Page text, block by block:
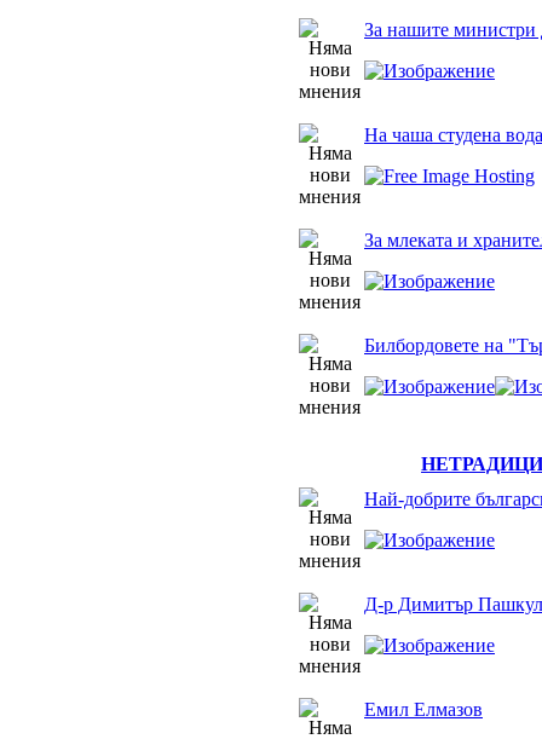
За нашите министри
На чаша студена вода
За млеката и
Билбордовете на
Най-добрите
Д-р Димитър
Емил Елмазов